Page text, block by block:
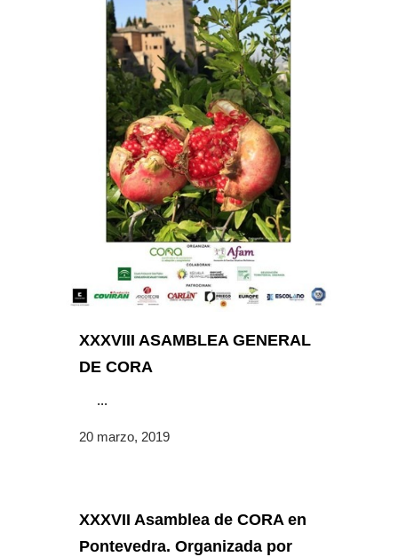
XXXVIII ASAMBLEA GENERAL
DE CORA
...
20 marzo, 2019
XXXVII Asamblea de CORA en
Pontevedra. Organizada por